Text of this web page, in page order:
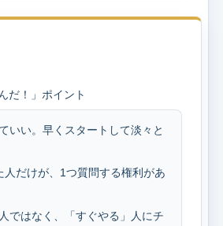
だ！」ポイント
いい。早くスタートして淡々と
人だけが、1つ質問する権利があ
ではなく、「すぐやる」人にチ